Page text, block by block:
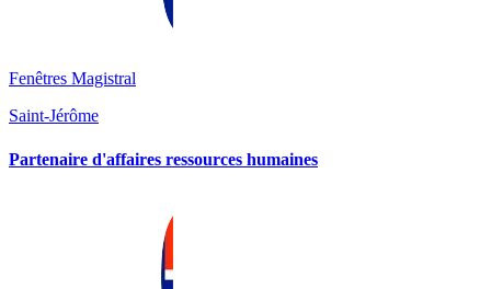
Fenêtres Magistral
Saint-Jérôme
Partenaire d'affaires ressources humaines